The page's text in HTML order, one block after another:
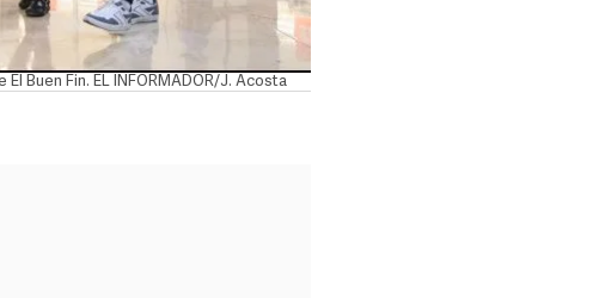
Buen Fin. EL INFORMADOR/J. Acosta